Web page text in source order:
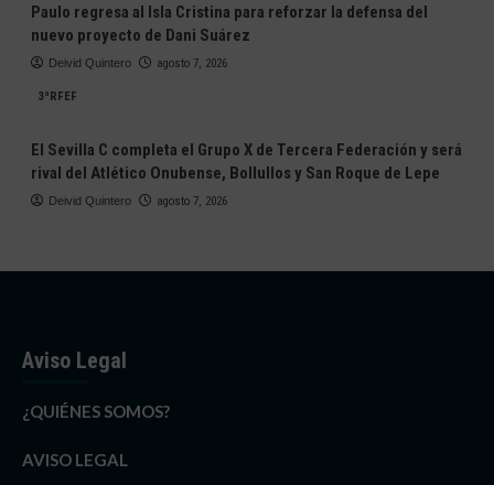
Paulo regresa al Isla Cristina para reforzar la defensa del
nuevo proyecto de Dani Suárez
Deivid Quintero agosto 7, 2026
3ªRFEF
El Sevilla C completa el Grupo X de Tercera Federación y será
rival del Atlético Onubense, Bollullos y San Roque de Lepe
Deivid Quintero agosto 7, 2026
Aviso Legal
¿QUIÉNES SOMOS?
AVISO LEGAL